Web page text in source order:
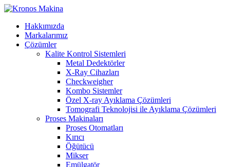
Hakkımızda
Markalarımız
Çözümler
Kalite Kontrol Sistemleri
Metal Dedektörler
X-Ray Cihazları
Checkweigher
Kombo Sistemler
Özel X-ray Ayıklama Çözümleri
Tomografi Teknolojisi ile Ayıklama Çözümleri
Proses Makinaları
Proses Otomatları
Kırıcı
Öğütücü
Mikser
Emülgatör